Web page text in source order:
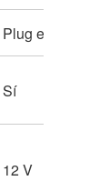
Plug estéreo
Sí
12 V